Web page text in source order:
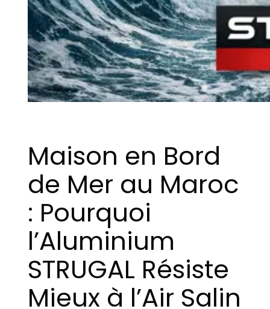
Maison en Bord
de Mer au Maroc
: Pourquoi
l’Aluminium
STRUGAL Résiste
Mieux à l’Air Salin